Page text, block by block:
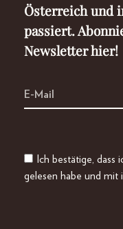
Österreich und
passiert.
Newsletter hier!
Ich bestätige, dass
gelesen habe und mit